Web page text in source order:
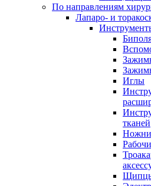
По направлениям
Лапаро- и
Иглы
тканей